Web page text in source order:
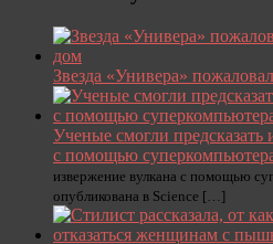
Звезда «Универа»
Ученые смогли предсказать
с помощью
извержение вулкана с помощью
опубликована в Science […]